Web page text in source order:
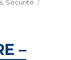
, Sécurité
–